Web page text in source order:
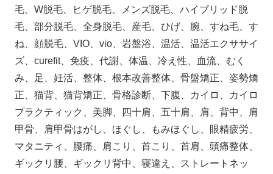
毛、W脱毛、ヒゲ脱毛、メンズ脱毛、ハイブリッド脱
毛、部分脱毛、全身脱毛、産毛、ひげ、腕、すね毛、す
ね、顔脱毛、VIO、vio、岩盤浴、温活、温活エクササイ
ズ、curefit、免疫、代謝、体温、冷え性、血流、むく
み、足、妊活、整体、根本改善整体、骨盤矯正、姿勢矯
正、猫背、猫背矯正、骨格診断、下腹、カイロ、カイロ
プラクティック、美脚、四十肩、五十肩、肩、背中、肩
甲骨、肩甲骨はがし、ほぐし、もみほぐし、眼精疲労、
マタニティ、腰痛、肩こり、首こり、首肩、頭痛整体、
ギックリ腰、ギックリ背中、寝違え、ストレートネッ